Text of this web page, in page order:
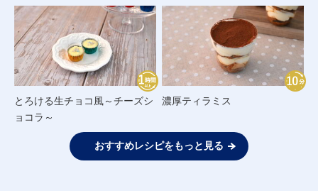
とろける生チョコ風～チーズシ
ョコラ～
濃厚ティラミス
おすすめレシピをもっと見る